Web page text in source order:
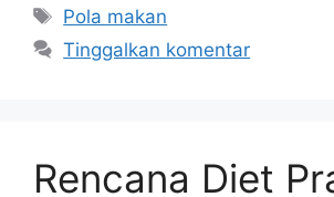
Tag
Pola makan
Tinggalkan komentar
Rencana Diet